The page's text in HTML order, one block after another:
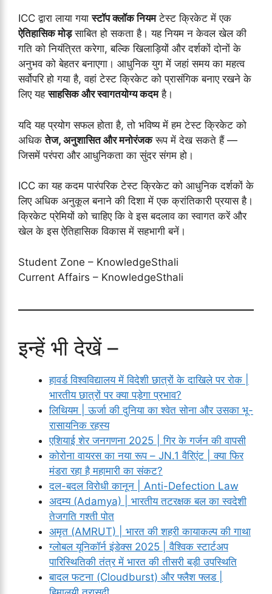
ICC द्वारा लाया गयास्टॉप क्लॉक नियमटेस्ट क्रिकेट में एक
ऐतिहासिक मोड़साबित हो सकता है। यह नियम न केवल खेल की
गति को नियंत्रित करेगा, बल्कि खिलाड़ियों और दर्शकों दोनों के
अनुभव को बेहतर बनाएगा। आधुनिक युग में जहां समय का महत्व
सर्वोपरि हो गया है, वहां टेस्ट क्रिकेट को प्रासंगिक बनाए रखने के
लिए यहसाहसिक और स्वागतयोग्य कदमहै।
यदि यह प्रयोग सफल होता है, तो भविष्य में हम टेस्ट क्रिकेट को
अधिकतेज, अनुशासित और मनोरंजकरूप में देख सकते हैं —
जिसमें परंपरा और आधुनिकता का सुंदर संगम हो।
ICC का यह कदम पारंपरिक टेस्ट क्रिकेट को आधुनिक दर्शकों के
लिए अधिक अनुकूल बनाने की दिशा में एक क्रांतिकारी प्रयास है।
क्रिकेट प्रेमियों को चाहिए कि वे इस बदलाव का स्वागत करें और
खेल के इस ऐतिहासिक विकास में सहभागी बनें।
Student Zone – KnowledgeSthali
Current Affairs – KnowledgeSthali
इन्हें भी देखें –
हावर्ड विश्वविद्यालय में विदेशी छात्रों के दाखिले पर रोक |
भारतीय छात्रों पर क्या पड़ेगा प्रभाव?
लिथियम | ऊर्जा की दुनिया का श्वेत सोना और उसका भू-
रासायनिक रहस्य
एशियाई शेर जनगणना 2025 | गिर के गर्जन की वापसी
कोरोना वायरस का नया रूप – JN.1 वैरिएंट | क्या फिर
मंडरा रहा है महामारी का संकट?
दल-बदल विरोधी कानून | Anti-Defection Law
अदम्य (Adamya) | भारतीय तटरक्षक बल का स्वदेशी
तेजगति गश्ती पोत
अमृत (AMRUT) | भारत की शहरी कायाकल्प की गाथा
ग्लोबल यूनिकॉर्न इंडेक्स 2025 | वैश्विक स्टार्टअप
पारिस्थितिकी तंत्र में भारत की तीसरी बड़ी उपस्थिति
बादल फटना (Cloudburst) और फ्लैश फ्लड |